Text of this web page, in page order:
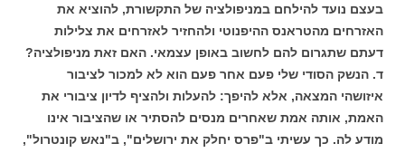
בעצם נועד להילחם במניפולציה של התקשורת, להוציא את
האזרחים מהטראנס ההיפנוטי ולהחזיר לאזרחים את צלילות
דעתם שתגרום להם לחשוב באופן עצמאי. האם זאת מניפולציה?
ד. הנשק הסודי שלי פעם אחר פעם הוא לא למכור לציבור
איזושהי המצאה, אלא להיפך: להעלות ולהציף לדיון ציבורי את
האמת, אותה אמת שאחרים מנסים להסתיר או שהציבור אינו
מודע לה. כך עשיתי ב"פרס יחלק את ירושלים", ב"נאש קונטרול",